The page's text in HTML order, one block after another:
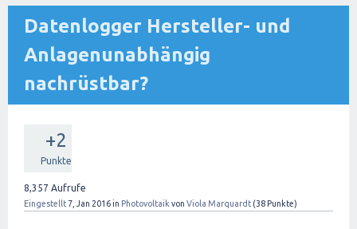
Datenlogger Hersteller- und
Anlagenunabhängig
nachrüstbar?
+2
Punkte
8,357 Aufrufe
Eingestellt7, Jan 2016in Photovoltaik von Viola Marquardt (38 Punkte)